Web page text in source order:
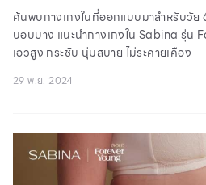
ค้นพบกางเกงในที่ออกแบบมาสำหรับวัย
บอบบาง แนะนำกางเกงใน Sabina รุ่น
เอวสูง กระชับ นุ่มสบาย ไม่ระคายเคือง
29 พ.ย. 2024